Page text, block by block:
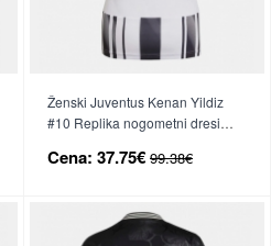
Ženski Juventus Kenan Yildiz
#10 Replika nogometni dresi
Cena: 37.75€ 99.38€